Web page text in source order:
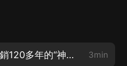
烏合之眾：這本暢銷120多年的“神書”究竟講了什麼？ 3min